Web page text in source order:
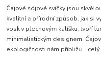
Čajové sójové svíčky jsou
kvalitní a přírodní způsob, jak si
vosk v plechovým kalíšku, tvoří
minimalistickým designem.
ekologičnosti nám přibližu...